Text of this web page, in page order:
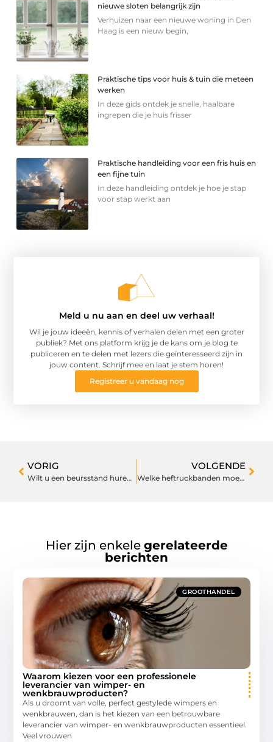
nieuwe sloten belangrijk zijn
Verhuizen naar een nieuwe woning in Den
Haag is een nieuw begin,
Praktische tips voor huis & tuin die meteen
werken
In deze gids ontdek je snelle, haalbare
ingrepen die je huis frisser
Praktische handleiding voor een fris huis en
een fijne tuin
In deze handleiding ontdek je hoe je stap
voor stap werkt aan
Meld u nu aan en deel uw verhaal!
Wil je jouw ideeën, kennis of verhalen delen met een groter
publiek? Met ons platform krijg je de kans om je blog te
publiceren en te delen met lezers die geïnteresseerd zijn in
jouw content. Schrijf mee en laat je stem horen!
Registreer u vandaag nog
VORIG
Wilt u een beursstand huren voor een evenement?
VOLGENDE
Welke heftruckbanden moet u kiezen voor veilige kilometers?
Hier zijn enkele gerelateerde
berichten
GROOTHANDEL
Waarom kiezen voor een professionele
leverancier van wimper- en
wenkbrauwproducten?
Als u droomt van volle, perfect gestylede wimpers en
wenkbrauwen, dan is het kiezen van een betrouwbare
leverancier van wimper- en wenkbrauwproducten essentieel.
Veel vrouwen